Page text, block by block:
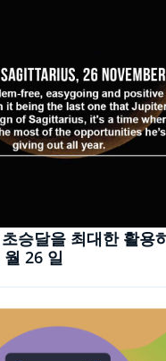
승달을 최대한 활용
26 일